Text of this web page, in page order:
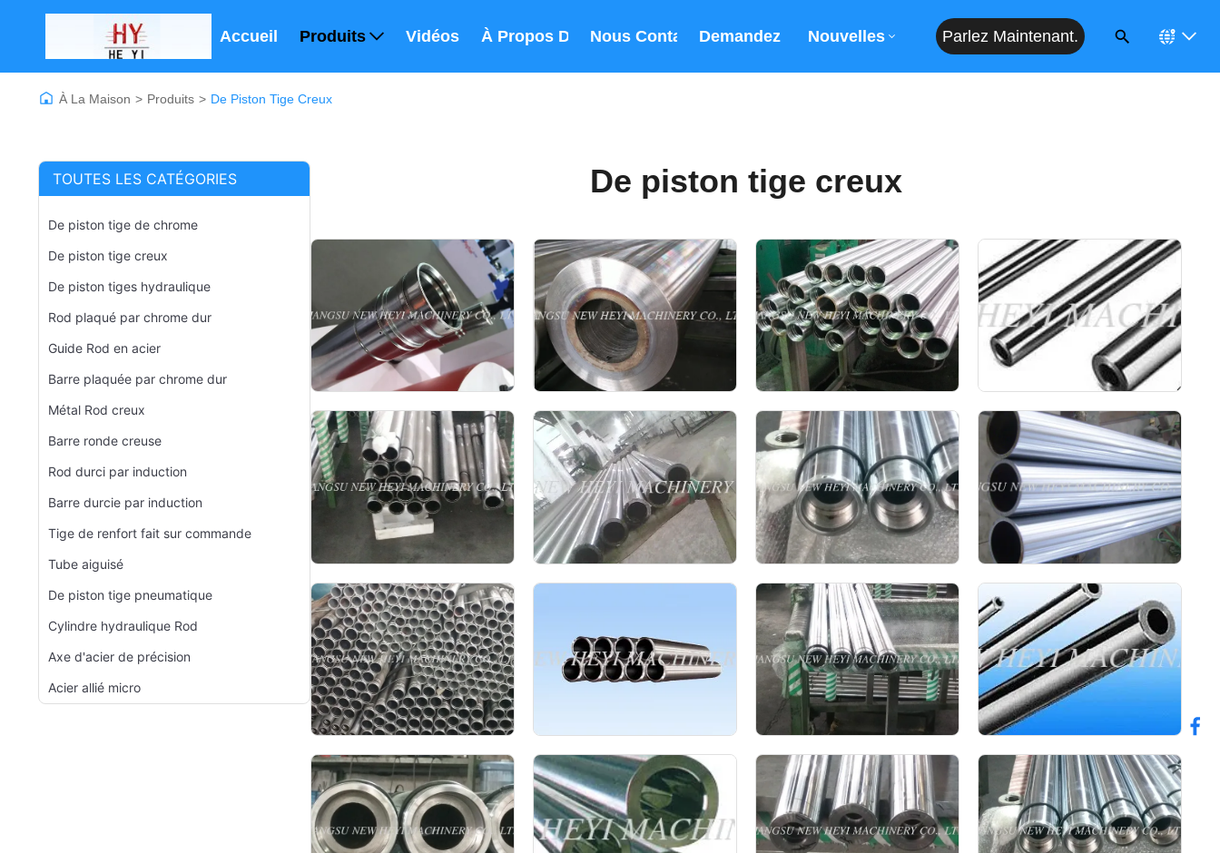
Accueil Produits Vidéos À Propos De NousNous ContacterDemandez Un Devis
Nouvelles Parlez Maintenant.
À La Maison > Produits > De Piston Tige Creux
TOUTES LES CATÉGORIES
De piston tige de chrome
De piston tige creux
De piston tiges hydraulique
Rod plaqué par chrome dur
Guide Rod en acier
Barre plaquée par chrome dur
Métal Rod creux
Barre ronde creuse
Rod durci par induction
Barre durcie par induction
Tige de renfort fait sur commande
Tube aiguisé
De piston tige pneumatique
Cylindre hydraulique Rod
Axe d'acier de précision
Acier allié micro
De piston tige creux